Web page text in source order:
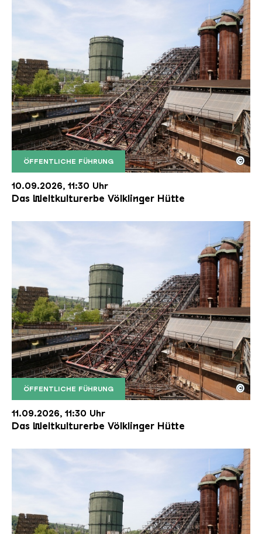
ÖFFENTLICHE FÜHRUNG
Der Erzschrägaufzug der Völklinger Hütte mit
Copyright: Weltkulturerbe Völklinger Hütte | Karl
©
10.09.2026, 11:30 Uhr
Das Weltkulturerbe Völklinger Hütte
ÖFFENTLICHE FÜHRUNG
Der Erzschrägaufzug der Völklinger Hütte mit
Copyright: Weltkulturerbe Völklinger Hütte | Karl
©
11.09.2026, 11:30 Uhr
Das Weltkulturerbe Völklinger Hütte